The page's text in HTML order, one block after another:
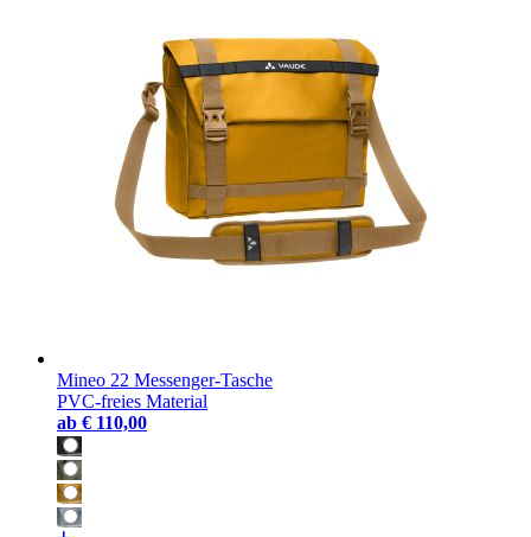
Mineo 22 Messenger-Tasche
PVC-freies Material
ab € 110,00